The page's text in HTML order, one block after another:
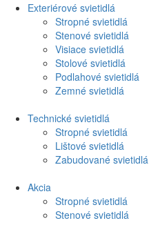
Exteriérové svietidlá
Stropné svietidlá
Stenové svietidlá
Visiace svietidlá
Stolové svietidlá
Podlahové svietidlá
Zemné svietidlá
Technické svietidlá
Stropné svietidlá
Lištové svietidlá
Zabudované svietidlá
Akcia
Stropné svietidlá
Stenové svietidlá